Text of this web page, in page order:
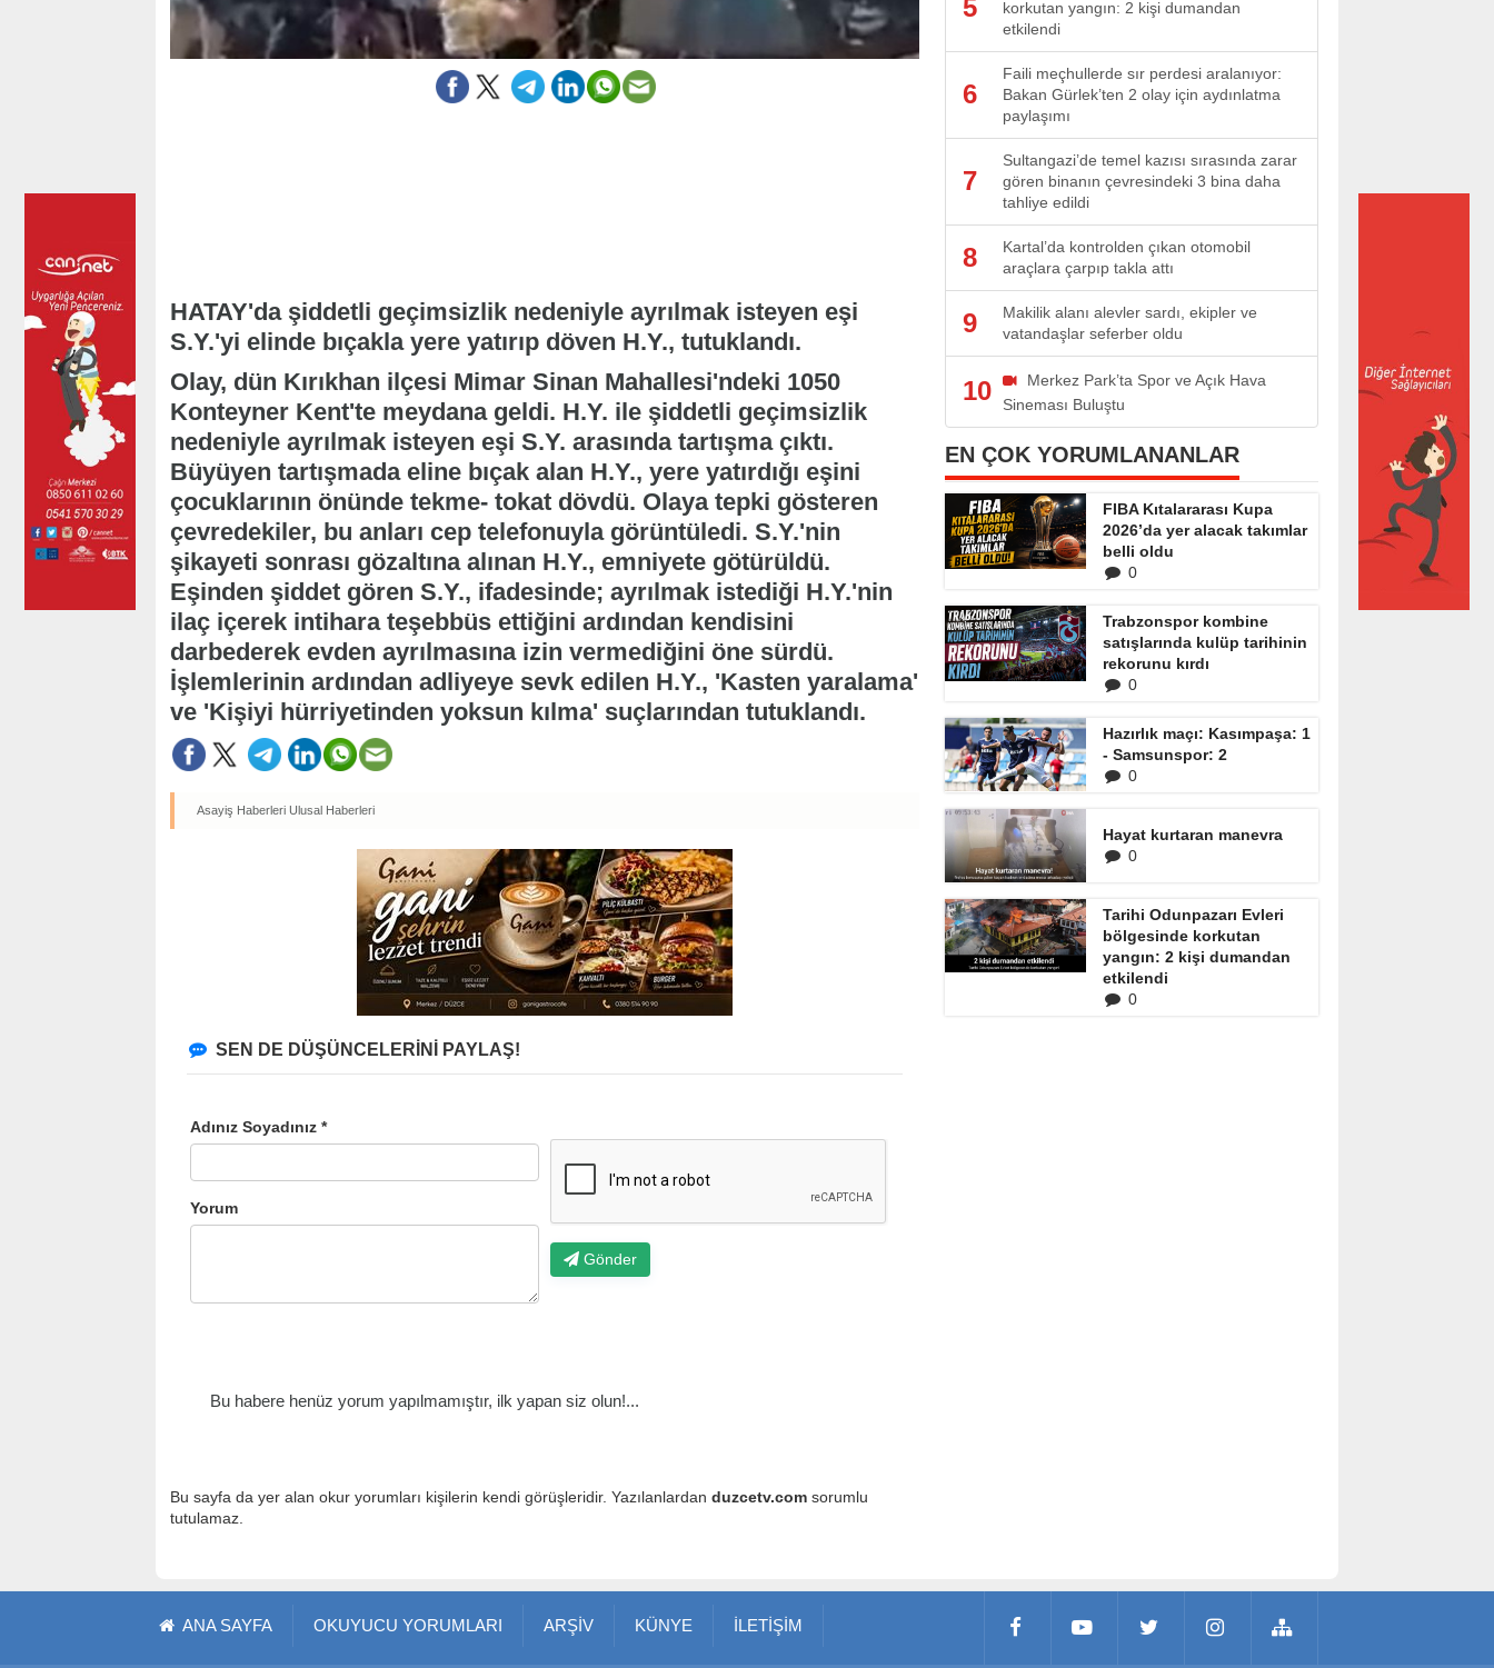
HATAY'da şiddetli geçimsizlik nedeniyle ayrılmak isteyen eşi
S.Y.'yi elinde bıçakla yere yatırıp döven H.Y., tutuklandı.
Olay, dün Kırıkhan ilçesi Mimar Sinan Mahallesi'ndeki 1050
Konteyner Kent'te meydana geldi. H.Y. ile şiddetli geçimsizlik
nedeniyle ayrılmak isteyen eşi S.Y. arasında tartışma çıktı.
Büyüyen tartışmada eline bıçak alan H.Y., yere yatırdığı eşini
çocuklarının önünde tekme- tokat dövdü. Olaya tepki gösteren
çevredekiler, bu anları cep telefonuyla görüntüledi. S.Y.'nin
şikayeti sonrası gözaltına alınan H.Y., emniyete götürüldü.
Eşinden şiddet gören S.Y., ifadesinde; ayrılmak istediği H.Y.'nin
ilaç içerek intihara teşebbüs ettiğini ardından kendisini
darbederek evden ayrılmasına izin vermediğini öne sürdü.
İşlemlerinin ardından adliyeye sevk edilen H.Y., 'Kasten yaralama'
ve 'Kişiyi hürriyetinden yoksun kılma' suçlarından tutuklandı.
Asayiş Haberleri Ulusal Haberleri
SEN DE DÜŞÜNCELERİNİ PAYLAŞ!
Adınız Soyadınız *
Yorum
Gönder
Bu habere henüz yorum yapılmamıştır, ilk yapan siz olun!...
Bu sayfa da yer alan okur yorumları kişilerin kendi görüşleridir. Yazılanlardan duzcetv.com sorumlu
tutulamaz.
5
korkutan yangın: 2 kişi dumandan
etkilendi
6
Faili meçhullerde sır perdesi aralanıyor:
Bakan Gürlek’ten 2 olay için aydınlatma
paylaşımı
7
Sultangazi’de temel kazısı sırasında zarar
gören binanın çevresindeki 3 bina daha
tahliye edildi
8
Kartal’da kontrolden çıkan otomobil
araçlara çarpıp takla attı
9
Makilik alanı alevler sardı, ekipler ve
vatandaşlar seferber oldu
10
Merkez Park’ta Spor ve Açık Hava
Sineması Buluştu
EN ÇOK YORUMLANANLAR
FIBA Kıtalararası Kupa
2026’da yer alacak takımlar
belli oldu
0
Trabzonspor kombine
satışlarında kulüp tarihinin
rekorunu kırdı
0
Hazırlık maçı: Kasımpaşa: 1
- Samsunspor: 2
0
Hayat kurtaran manevra
0
Tarihi Odunpazarı Evleri
bölgesinde korkutan
yangın: 2 kişi dumandan
etkilendi
0
ANA SAYFA OKUYUCU YORUMLARI ARŞİV KÜNYE İLETİŞİM